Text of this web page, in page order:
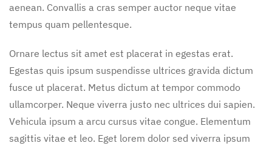
aenean. Convallis a cras semper auctor neque vitae
tempus quam pellentesque.
Ornare lectus sit amet est placerat in egestas erat.
Egestas quis ipsum suspendisse ultrices gravida dictum
fusce ut placerat. Metus dictum at tempor commodo
ullamcorper. Neque viverra justo nec ultrices dui sapien.
Vehicula ipsum a arcu cursus vitae congue. Elementum
sagittis vitae et leo. Eget lorem dolor sed viverra ipsum